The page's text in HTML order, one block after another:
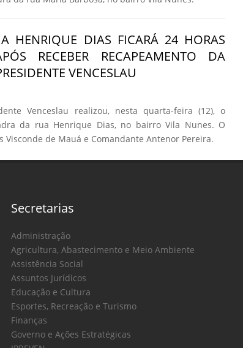
HENRIQUE DIAS FICARÁ 24 HORAS
RECEBER RECAPEAMENTO DA
VENCESLAU
Venceslau realizou, nesta quarta-feira (12), o
da rua Henrique Dias, no bairro Vila Nunes. O
Visconde de Mauá e Comandante Antenor Pereira.
Secretarias
Administração
Agricultura, Abastecimento e Meio Ambiente
Assistência Social
Assuntos Jurídicos
Educação e Cultura
Esportes, Recreação e Turismo
Finanças
Governo e Ações Estratégicas